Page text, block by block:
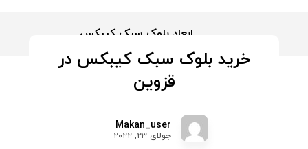
ابعاد بلوک سبک کیبکس
خرید بلوک سبک کیبکس در
قزوین
Makan_user
جولای ۲۳, ۲۰۲۲